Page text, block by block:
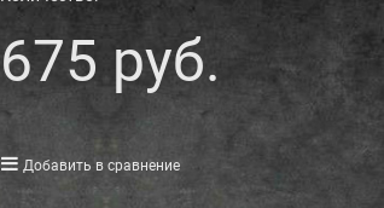
675 руб.
Добавить в сравнение